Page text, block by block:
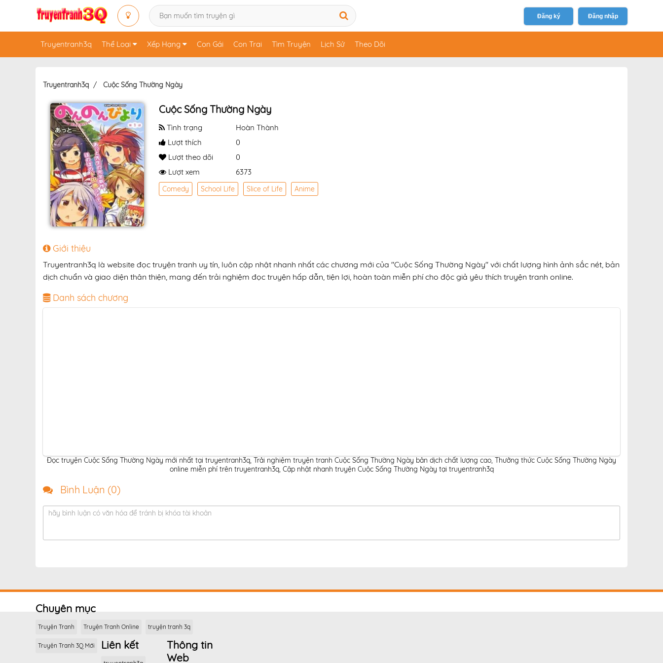
Đăng ký Đăng nhập
Truyentranh3q Thể Loại Xếp Hạng Con Gái Con Trai Tìm Truyện Lịch Sử Theo Dõi
Truyentranh3q Cuộc Sống Thường Ngày
Cuộc Sống Thường Ngày
Tình trạng
Hoàn Thành
Lượt thích
0
Lượt theo dõi
0
Lượt xem
6373
Comedy School Life Slice of Life Anime
Giới thiệu
Truyentranh3q là website đọc truyện tranh uy tín, luôn cập nhật nhanh nhất các chương mới của "Cuộc Sống Thường Ngày" với chất lượng hình ảnh sắc nét, bản
dịch chuẩn và giao diện thân thiện, mang đến trải nghiệm đọc truyện hấp dẫn, tiện lợi, hoàn toàn miễn phí cho độc giả yêu thích truyện tranh online.
Danh sách chương
Đọc truyện Cuộc Sống Thường Ngày mới nhất tại truyentranh3q, Trải nghiệm truyện tranh Cuộc Sống Thường Ngày bản dịch chất lượng cao, Thưởng thức Cuộc Sống Thường Ngày
online miễn phí trên truyentranh3q, Cập nhật nhanh truyện Cuộc Sống Thường Ngày tại truyentranh3q
Bình Luận (0)
hãy bình luận có văn hóa để tránh bị khóa tài khoản
Chuyên mục
Truyện Tranh Truyện Tranh Online truyện tranh 3q
Truyện Tranh 3Q Mới Liên kết
Thông tin
Web